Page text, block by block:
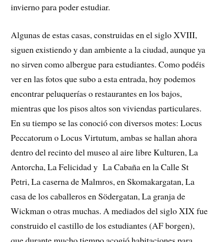
invierno para poder estudiar.
Algunas de estas casas, construidas en el siglo XVIII,
siguen existiendo y dan ambiente a la ciudad, aunque ya
no sirven como albergue para estudiantes. Como podéis
ver en las fotos que subo a esta entrada, hoy podemos
encontrar peluquerías o restaurantes en los bajos,
mientras que los pisos altos son viviendas particulares.
En su tiempo se las conoció con diversos motes: Locus
Peccatorum o Locus Virtutum, ambas se hallan ahora
dentro del recinto del museo al aire libre Kulturen, La
Antorcha, La Felicidad y La Cabaña en la Calle St
Petri, La caserna de Malmros, en Skomakargatan, La
casa de los caballeros en Södergatan, La granja de
Wickman o otras muchas. A mediados del siglo XIX fue
construido el castillo de los estudiantes (AF borgen),